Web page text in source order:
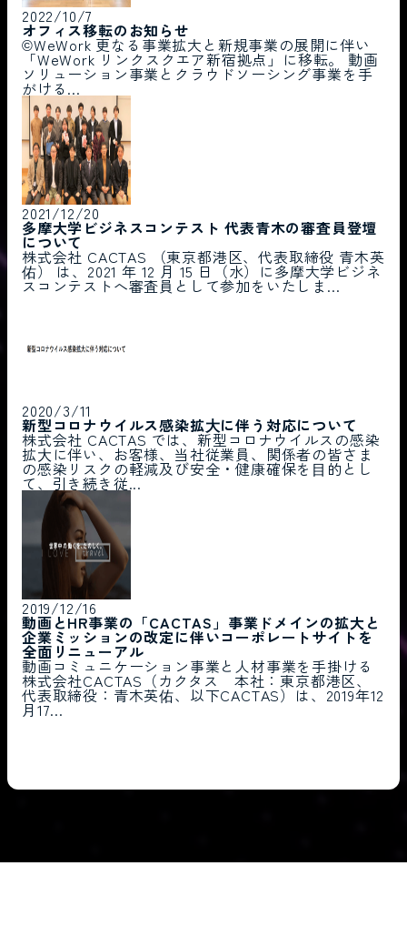
2022/10/7
オフィス移転のお知らせ
©︎WeWork 更なる事業拡大と新規事業の展開に伴い
「WeWork リンクスクエア新宿拠点」に移転。 動画
ソリューション事業とクラウドソーシング事業を手
がける...
2021/12/20
多摩大学ビジネスコンテスト 代表青木の審査員登壇
について
株式会社 CACTAS （東京都港区、代表取締役 青木英
佑） は、2021 年 12 月 15 日（水）に多摩大学ビジネ
スコンテストへ審査員として参加をいたしま...
2020/3/11
新型コロナウイルス感染拡⼤に伴う対応について
株式会社 CACTAS では、新型コロナウイルスの感染
拡⼤に伴い、お客様、当社従業員、関係者の皆さま
の感染リスクの軽減及び安全・健康確保を⽬的とし
て、引き続き従...
2019/12/16
動画とHR事業の「CACTAS」事業ドメインの拡大と
企業ミッションの改定に伴いコーポレートサイトを
全面リニューアル
動画コミュニケーション事業と人材事業を手掛ける
株式会社CACTAS（カクタス 本社：東京都港区、
代表取締役：青木英佑、以下CACTAS）は、2019年12
月17...